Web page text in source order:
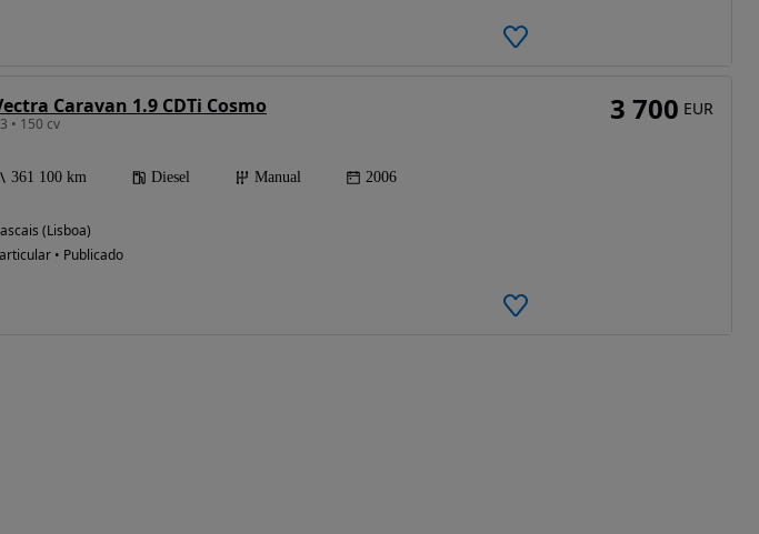
Caravan 1.9 CDTi Cosmo
• 150 cv
361 100 km Diesel Manual 2006
(Lisboa)
• Publicado
3 700 EUR